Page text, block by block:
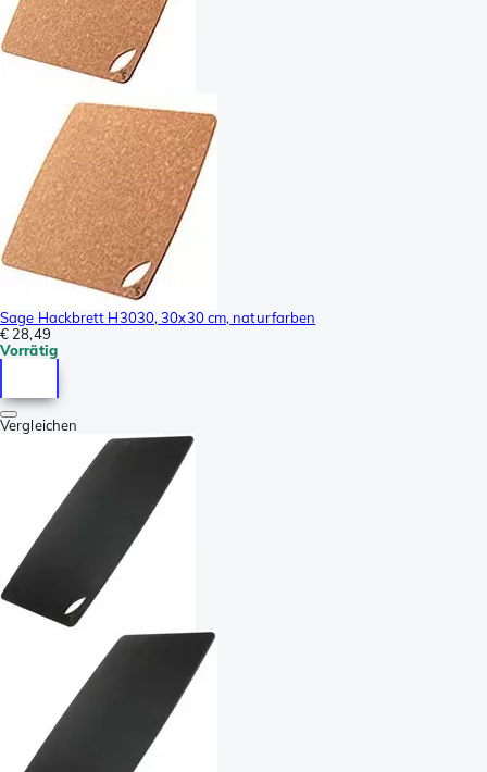
Sage Hackbrett H3030, 30x30 cm, naturfarben
€ 28,49
Vorrätig
Vergleichen